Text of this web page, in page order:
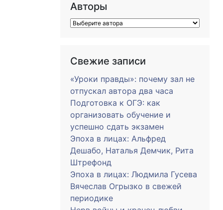
Авторы
Свежие записи
«Уроки правды»: почему зал не
отпускал автора два часа
Подготовка к ОГЭ: как
организовать обучение и
успешно сдать экзамен
Эпоха в лицах: Альфред
Дешабо, Наталья Демчик, Рита
Штрефонд
Эпоха в лицах: Людмила Гусева
Вячеслав Огрызко в свежей
периодике